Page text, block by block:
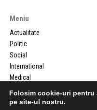
Meniu
Actualitate
Politic
Social
International
Medical
Folosim cookie-uri pentru
pe site-ul nostru.